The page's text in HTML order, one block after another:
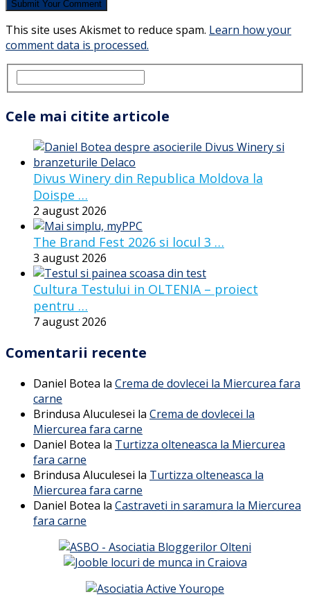
This site uses Akismet to reduce spam. Learn how your
comment data is processed.
Cele mai citite articole
Divus Winery din Republica Moldova la
Doispe …
2 august 2026
The Brand Fest 2026 si locul 3 …
3 august 2026
Cultura Testului in OLTENIA – proiect
pentru …
7 august 2026
Comentarii recente
Daniel Botea la Crema de dovlecei la Miercurea fara
carne
Brindusa Aluculesei la Crema de dovlecei la
Miercurea fara carne
Daniel Botea la Turtizza olteneasca la Miercurea
fara carne
Brindusa Aluculesei la Turtizza olteneasca la
Miercurea fara carne
Daniel Botea la Castraveti in saramura la Miercurea
fara carne